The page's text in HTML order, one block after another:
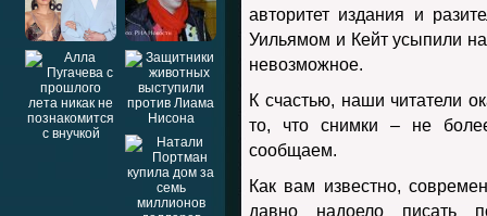
авторитет издания и
Уильямом и Кейт усыпили
невозможное.
К счастью, наши читатели
то, что снимки – не
сообщаем.
Как вам известно,
давно надоело писать